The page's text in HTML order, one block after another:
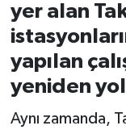
yer alan
yapılan
yeniden
Aynı zamanda,
KENT
Kepsut
KÜLTÜR-